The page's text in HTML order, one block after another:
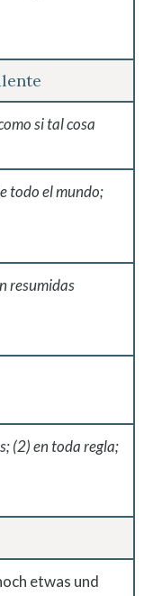
si tal cosa
todo el mundo;
resumidas
(2) en toda regla;
etwas und